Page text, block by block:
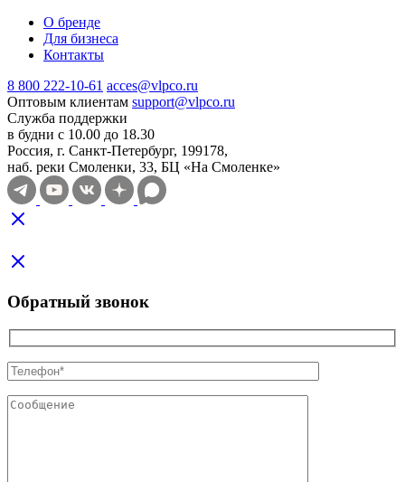
О бренде
Для бизнеса
Контакты
8 800 222-10-61 acces@vlpco.ru
Оптовым клиентам support@vlpco.ru
Служба поддержки
в будни с 10.00 до 18.30
Россия, г. Санкт-Петербург, 199178,
наб. реки Смоленки, 33, БЦ «На Смоленке»
Обратный звонок